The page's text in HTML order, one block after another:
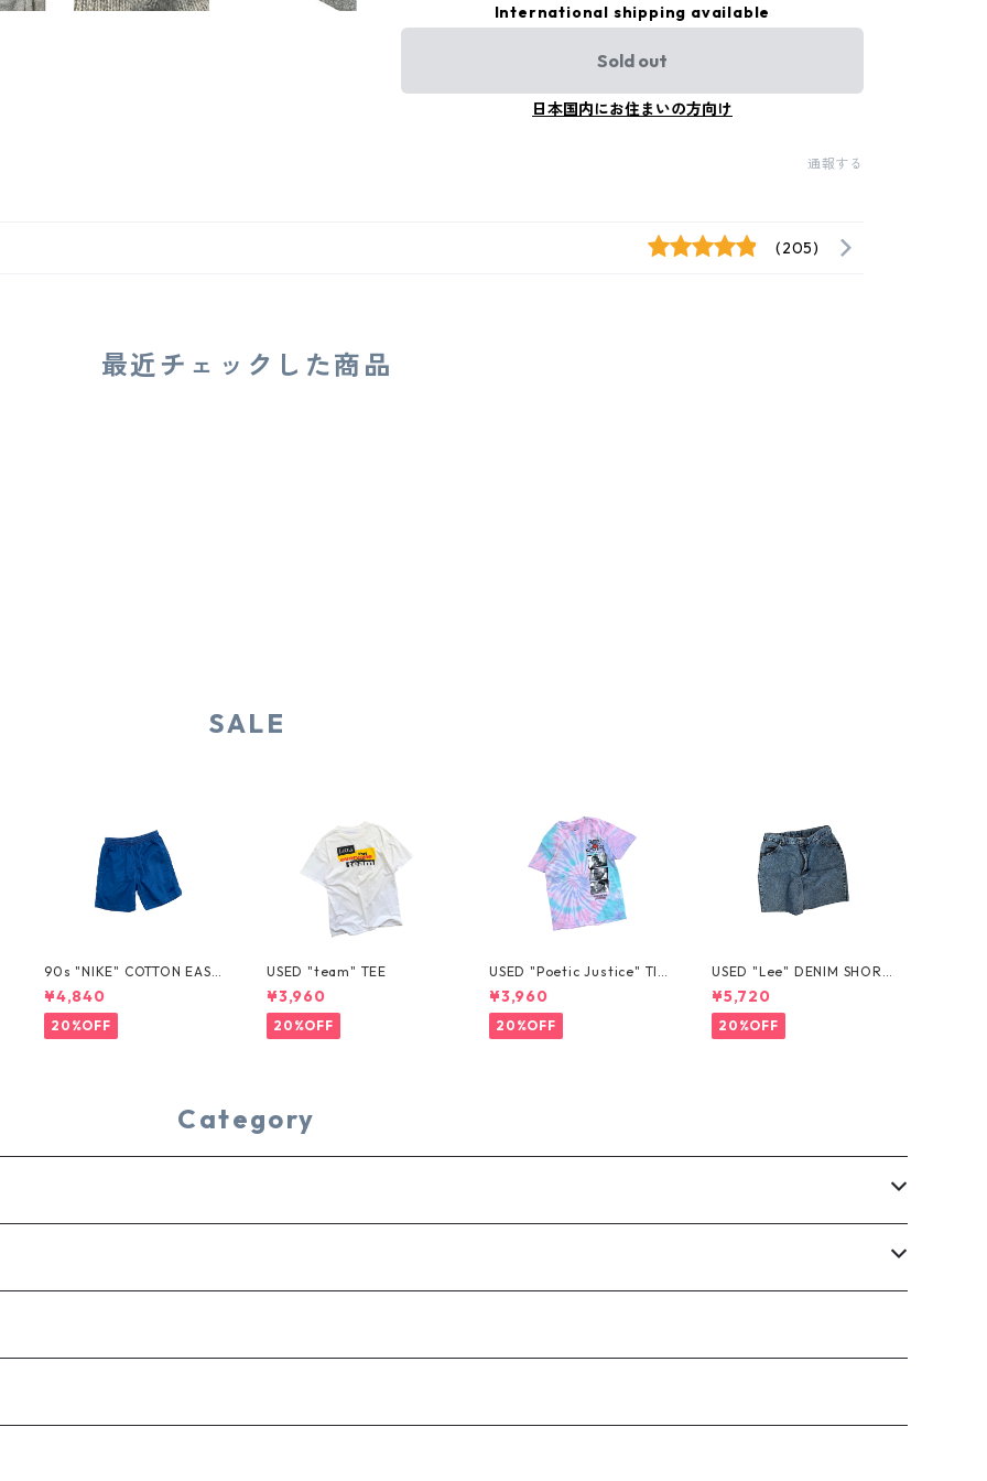
International shipping available
Sold out
日本国内にお住まいの方向け
通報する
(205)
最近チェックした商品
SALE
90s "NIKE" COTTON EASY
SHORTS
¥4,840
20%OFF
USED "team" TEE
¥3,960
20%OFF
USED "Poetic Justice" TIE
-DYE TEE
¥3,960
20%OFF
USED "Lee" DENIM SHORT
S
¥5,720
20%OFF
Category